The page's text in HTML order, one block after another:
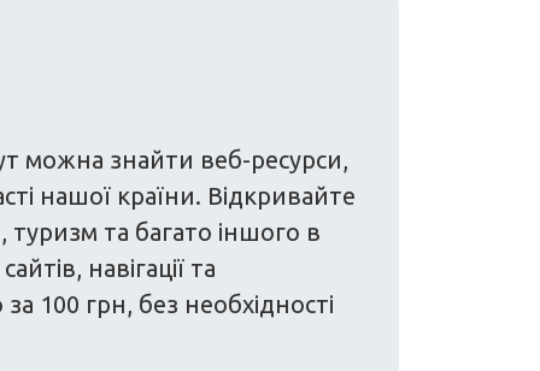
можна знайти веб-ресурси,
нашої країни. Відкривайте
туризм та багато іншого в
навігації та
100 грн, без необхідності